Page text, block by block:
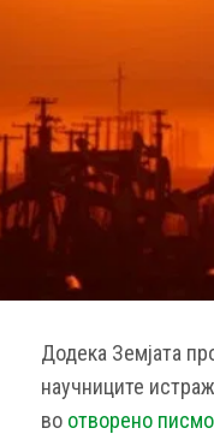
Додека Земјата
научниците
во отворено писмо